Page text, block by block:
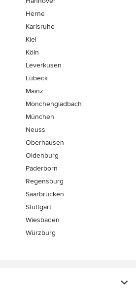
Herne
Karlsruhe
Kiel
Köln
Leverkusen
Lübeck
Mainz
Mönchen­gladbach
München
Neuss
Oberhausen
Oldenburg
Paderborn
Regensburg
Saarbrücken
Stuttgart
Wiesbaden
Würzburg